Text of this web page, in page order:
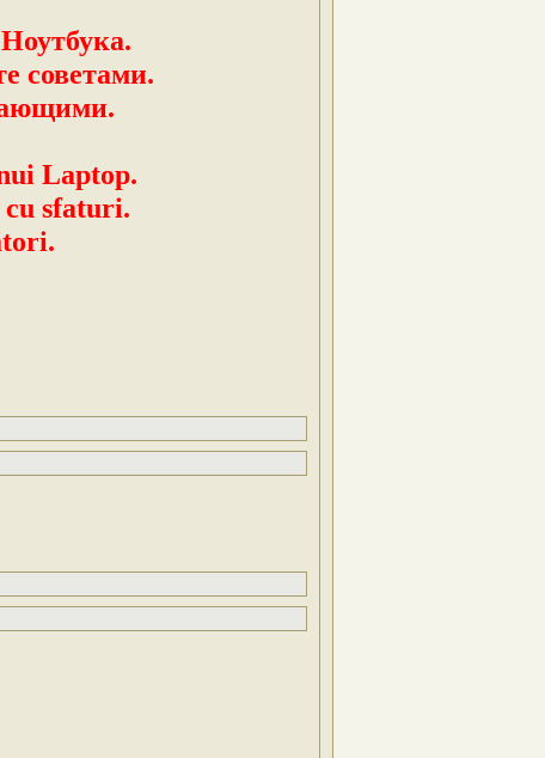
советами.
Laptop.
sfaturi.